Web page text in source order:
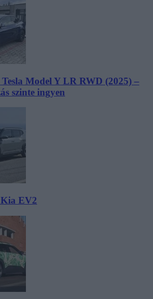
Tesla Model Y LR RWD (2025) –
szinte ingyen
EV2